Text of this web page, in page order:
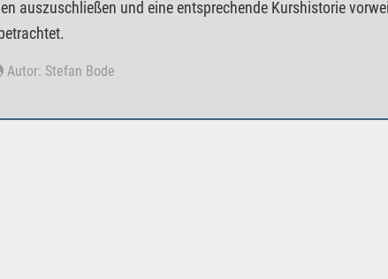
auszuschließen und eine entsprechende Kurshistorie
Autor: Stefan Bode